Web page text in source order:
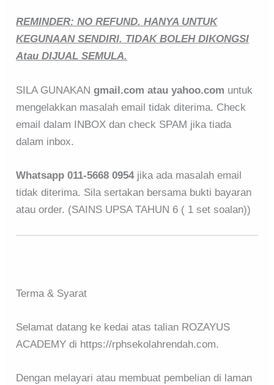
REMINDER: NO REFUND. HANYA UNTUK
KEGUNAAN SENDIRI. TIDAK BOLEH DIKONGSI
Atau DIJUAL SEMULA.
SILA GUNAKAN gmail.com atau yahoo.com untuk
mengelakkan masalah email tidak diterima. Check
email dalam INBOX dan check SPAM jika tiada
dalam inbox.
Whatsapp 011-5668 0954jika ada masalah email
tidak diterima. Sila sertakan bersama bukti bayaran
atau order. (SAINS UPSA TAHUN 6 ( 1 set soalan))
Terma & Syarat
Selamat datang ke kedai atas talian ROZAYUS
ACADEMY di https://rphsekolahrendah.com.
Dengan melayari atau membuat pembelian di laman